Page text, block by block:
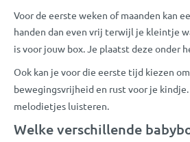
Voor de eerste weken of maanden kan
handen dan even vrij terwijl je kleintje
is voor jouw box. Je plaatst deze onder
Ook kan je voor die eerste tijd kiezen
bewegingsvrijheid en rust voor je
melodietjes luisteren.
Welke verschillende